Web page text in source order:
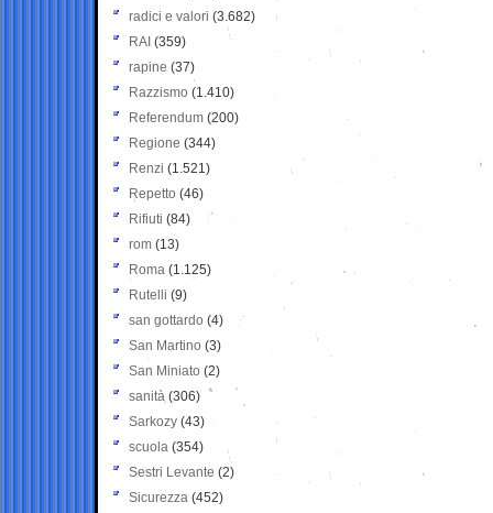
radici e valori (3.682)
RAI (359)
rapine (37)
Razzismo (1.410)
Referendum (200)
Regione (344)
Renzi (1.521)
Repetto (46)
Rifiuti (84)
rom (13)
Roma (1.125)
Rutelli (9)
san gottardo (4)
San Martino (3)
San Miniato (2)
sanità (306)
Sarkozy (43)
scuola (354)
Sestri Levante (2)
Sicurezza (452)